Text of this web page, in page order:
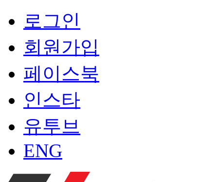
로그인
회원가입
페이스북
인스타
유투브
ENG